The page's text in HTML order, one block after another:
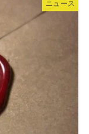
ニュース